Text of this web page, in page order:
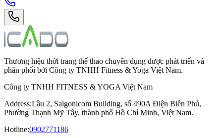
Thương hiệu thời trang thể thao chuyên dụng được phát triển và
phân phối bởi Công ty TNHH Fitness & Yoga Việt Nam.
Công ty TNHH FITNESS & YOGA Việt Nam
Address:Lầu 2, Saigonicom Building, số 490A Điện Biên Phủ,
Phường Thạnh Mỹ Tây, thành phố Hồ Chí Minh, Việt Nam.
Hotline:0902771186